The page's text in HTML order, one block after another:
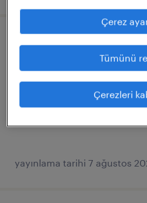
dış ticaret operasyon
i̇stanbul, istanbul
yayınlama tarihi 7 ağustos
Çerez
Tümünü
Çerezleri